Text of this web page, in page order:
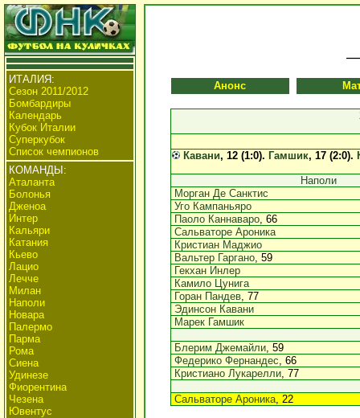
ИТАЛИЯ:
Сезон 2011/2012
Бомбардиры
Календарь
Кубок Италии
Суперкубок
Список чемпионов
КОМАНДЫ:
Аталанта
Болонья
Дженоа
Интер
Кальяри
Катания
Кьево
Лацио
Лечче
Милан
Наполи
Новара
Палермо
Парма
Рома
Сиена
Удинезе
Фиорентина
Чезена
Ювентус
Анонс
Кавани, 12 (1:0). Гамшик, 17 (2:0).
Наполи
Морган Де Санктис
Уго Кампаньяро
Паоло Каннаваро, 66
Сальваторе Ароника
Кристиан Маджио
Вальтер Гаргано, 59
Гекхан Инлер
Камило Цунига
Горан Пандев, 77
Эдинсон Кавани
Марек Гамшик
Блерим Джемайли, 59
Федерико Фернандес, 66
Кристиано Лукарелли, 77
Сальваторе Ароника, 22